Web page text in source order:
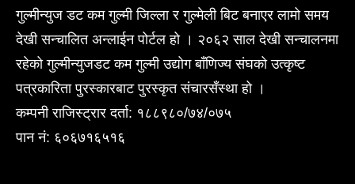
गुल्मीन्युज डट कम गुल्मी जिल्ला र गुल्मेली बिट बनाएर लामो समय
देखी सन्चालित अन्लाईन पोर्टल हो । २०६२ साल देखी सन्चालनमा
रहेको गुल्मीन्युजडट कम गुल्मी उद्योग बाँणिज्य संघको उत्कृष्ट
पत्रकारिता पुरस्कारबाट पुरस्कृत संचारसँस्था हो ।
कम्पनी राजिस्ट्रार दर्ता: १८८९८०/७४/०७५
पान नं: ६०६७१६५१६